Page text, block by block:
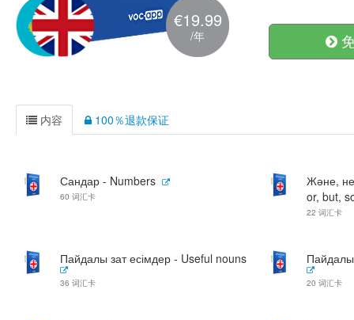
€19.99
/年
内容 100％退款保证
Сандар - Numbers
60 词汇卡
Және,
or, but,
22 词汇卡
Пайдалы зат есімдер - Useful nouns
36 词汇卡
Пайдалы
20 词汇卡